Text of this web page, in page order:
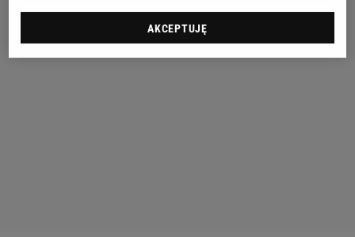
AKCEPTUJĘ